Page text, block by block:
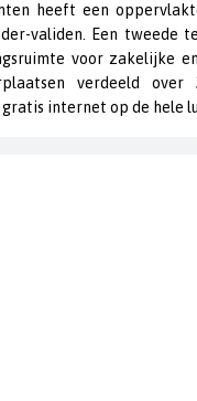
heeft een
validen. Een tweede
voor zakelijke
verdeeld
internet op de hele